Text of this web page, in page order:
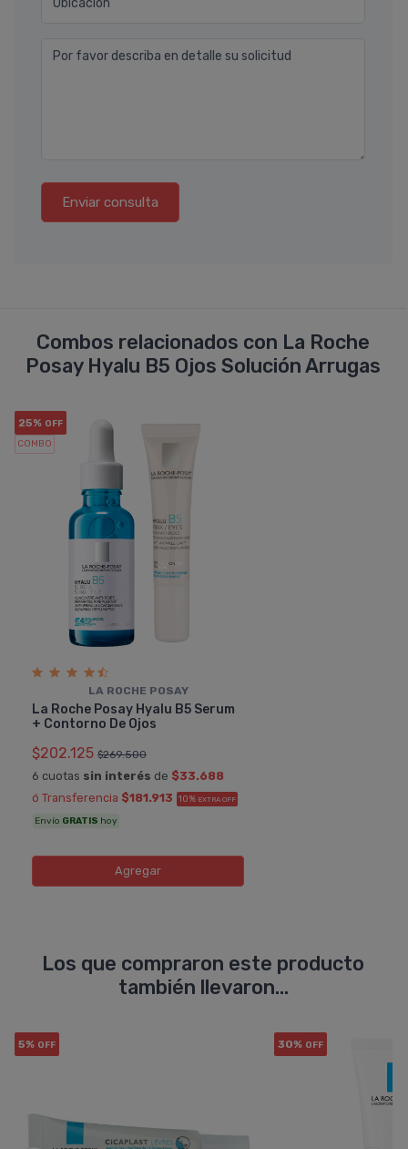
Ubicación
Por favor describa en detalle su solicitud
Enviar consulta
Combos relacionados con La Roche
Posay Hyalu B5 Ojos Solución Arrugas
25% OFF
COMBO
LA ROCHE POSAY
La Roche Posay Hyalu B5 Serum
+ Contorno De Ojos
$202.125 $269.500
6 cuotas sin interés de $33.688
ó Transferencia $181.913 10% EXTRA OFF
Envío GRATIS hoy
Agregar
Los que compraron este producto
también llevaron...
5% OFF 30% OFF